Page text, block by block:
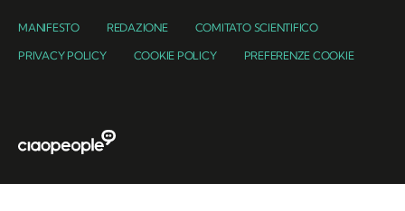
MANIFESTO REDAZIONE COMITATO SCIENTIFICO
PRIVACY POLICY COOKIE POLICY PREFERENZE COOKIE